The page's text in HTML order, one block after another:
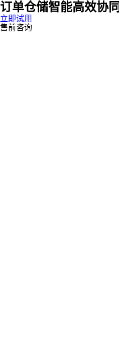
订单仓储智能高效协同
立即试用
售前咨询